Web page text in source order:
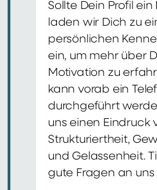
Sollte Dein Profil
laden wir Dich zu
persönlichen
ein, um mehr über
Motivation zu
kann vorab ein
durchgeführt
uns einen Eindruck
Strukturiertheit,
und Gelassenheit.
gute Fragen an uns